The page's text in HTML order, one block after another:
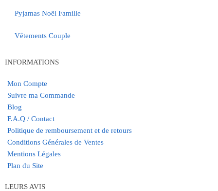
Pyjamas Noël Famille
Vêtements Couple
INFORMATIONS
Mon Compte
Suivre ma Commande
Blog
F.A.Q / Contact
Politique de remboursement et de retours
Conditions Générales de Ventes
Mentions Légales
Plan du Site
LEURS AVIS